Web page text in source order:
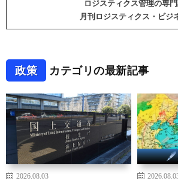
ロジスティクス管理の専
月刊ロジスティクス・ビジ
政策 カテゴリの最新記事
2026.08.03